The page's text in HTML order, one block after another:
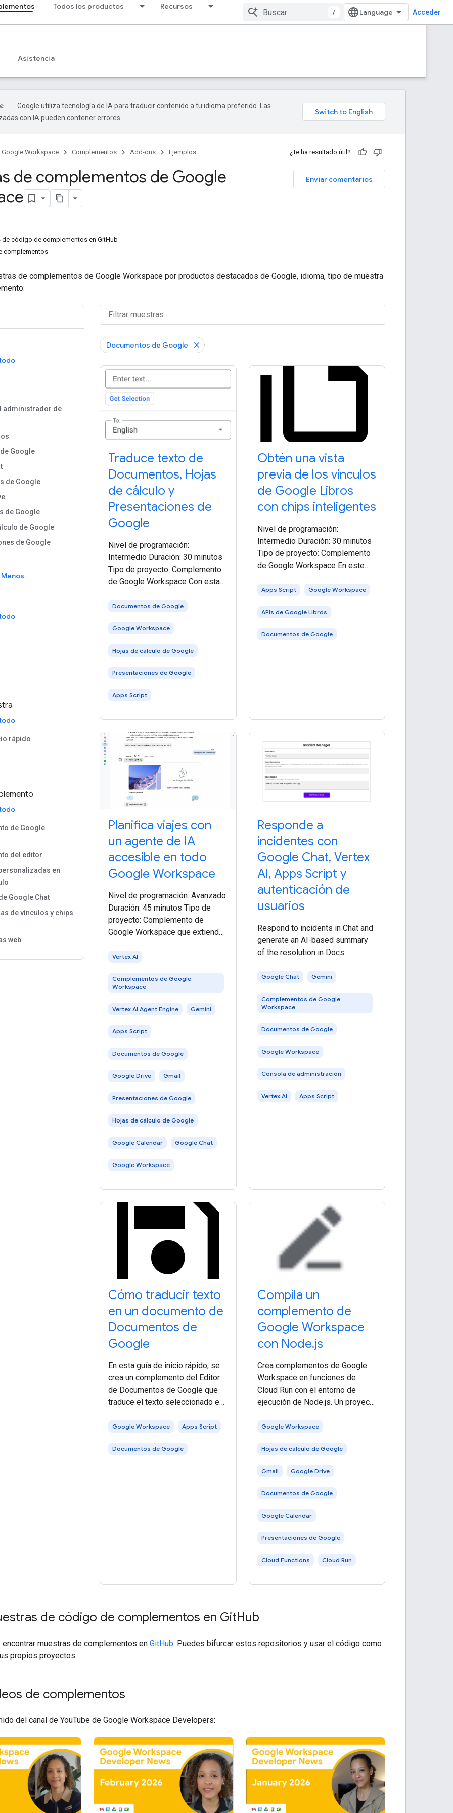
Todos los productos Recursos
/ Acceder
Asistencia
Google utiliza tecnología de IA para traducir contenido a tu idioma preferido. Las
con IA pueden contener errores.
Google Workspace Complementos Add-ons Ejemplos ¿Te ha resultado útil?
Enviar comentarios
de complementos de Google
de código de complementos en GitHub
complementos
de complementos de Google Workspace por productos destacados de Google, idioma, tipo de muestra
administrador de
de Google
de Google
de Google
de Google
de Google
Menos
rápido
de Google
del editor
en
Google Chat
de vínculos y chips
web
Documentos de Google
Traduce texto de
Documentos, Hojas
de cálculo y
Presentaciones de
Google
Nivel de programación:
Intermedio Duración: 30 minutos
Tipo de proyecto: Complemento
de Google Workspace Con esta
desde Documentos, Hojas de
Google. Cuando seleccionas
Documentos de Google
Google Workspace
Hojas de cálculo de Google
Presentaciones de Google
Apps Script
Obtén una vista
previa de los vínculos
de Google Libros
con chips inteligentes
Nivel de programación:
Intermedio Duración: 30 minutos
Tipo de proyecto: Complemento
de Google Workspace En este
de Google Workspace que
vínculos de Google Books en un
Apps Script Google Workspace
APIs de Google Libros
Documentos de Google
Planifica viajes con
un agente de IA
accesible en todo
Google Workspace
Nivel de programación: Avanzado
Duración: 45 minutos Tipo de
proyecto: Complemento de
Google Workspace que extiende
Documentos, Hojas de cálculo y
instructivo, se muestra cómo
publicar agentes
Vertex AI
Complementos de Google
Workspace
Vertex AI Agent Engine Gemini
Apps Script
Documentos de Google
Google Drive Gmail
Presentaciones de Google
Hojas de cálculo de Google
Google Calendar Google Chat
Google Workspace
Responde a
incidentes con
Google Chat, Vertex
AI, Apps Script y
autenticación de
usuarios
Respond to incidents in Chat and
generate an AI-based summary
of the resolution in Docs.
Google Chat Gemini
Complementos de Google
Workspace
Documentos de Google
Google Workspace
Consola de administración
Vertex AI Apps Script
Cómo traducir texto
en un documento de
Documentos de
Google
En esta guía de inicio rápido, se
crea un complemento del Editor
de Documentos de Google que
traduce el texto seleccionado en
ejemplo, debes cumplir con los
Reemplaza el contenido de cada
Google Workspace Apps Script
Documentos de Google
Compila un
complemento de
Google Workspace
con Node.js
Crea complementos de Google
Workspace en funciones de
Cloud Run con el entorno de
ejecución de Node.js. Un proyecto
facturación para el proyecto de
para verificar el estado de
Google Workspace
Hojas de cálculo de Google
Gmail Google Drive
Documentos de Google
Google Calendar
Presentaciones de Google
Cloud Functions Cloud Run
de código de complementos en GitHub
encontrar muestras de complementos en GitHub. Puedes bifurcar estos repositorios y usar el código como
propios proyectos.
de complementos
del canal de YouTube de Google Workspace Developers: